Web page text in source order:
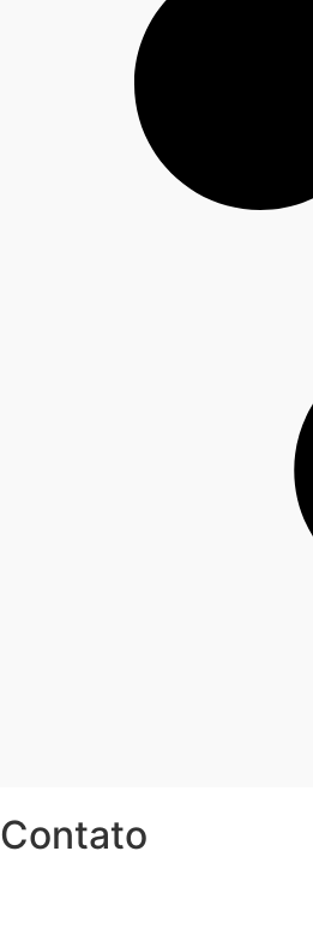
Contato